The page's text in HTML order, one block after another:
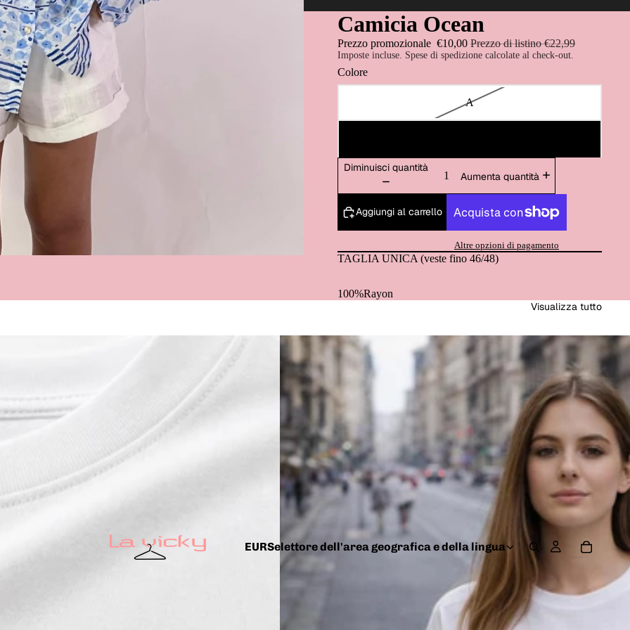
whatsapp 333 6069613
EURSelettore dell'area geografica e della lingua
Camicia Ocean
Prezzo promozionale €10,00 Prezzo di listino€22,99
Imposte incluse. Spese di spedizione calcolate al check-out.
Colore
A
Diminuisci quantità
Aumenta quantità
Aggiungi al carrello
Altre opzioni di pagamento
TAGLIA UNICA (veste fino 46/48)
100%Rayon
Visualizza tutto